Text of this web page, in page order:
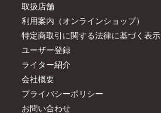
取扱店舗
利用案内（オンラインショップ）
特定商取引に関する法律に基づく表示
ユーザー登録
ライター紹介
会社概要
プライバシーポリシー
お問い合わせ